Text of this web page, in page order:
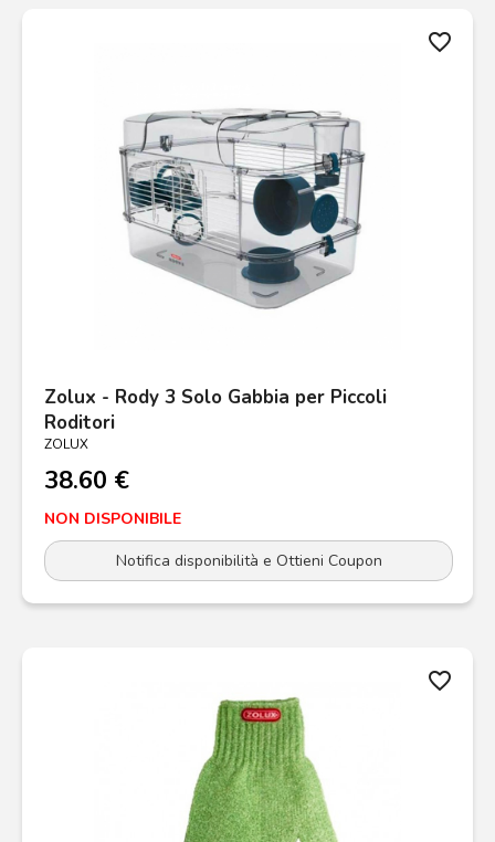
favorite_border
Zolux - Rody 3 Solo Gabbia per Piccoli
Roditori
ZOLUX
38.60 €
NON DISPONIBILE
Notifica disponibilità e Ottieni Coupon
favorite_border